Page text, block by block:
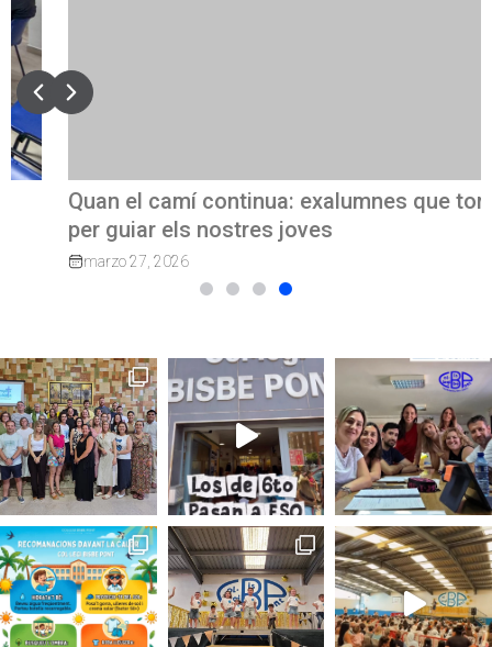
Quan el camí continua: exalumnes que tornen
per guiar els nostres joves
marzo 27, 2026